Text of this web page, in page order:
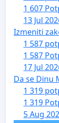
1 607
13 Jul
Izmeniti
1 587
1 587
17 Jul
Da se Dinu
1 319
1 319
5 Aug